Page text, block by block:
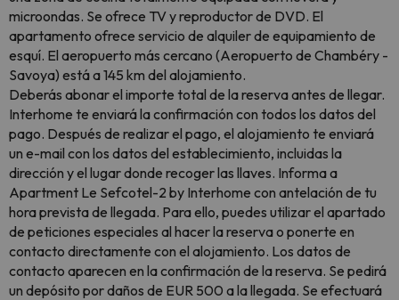
microondas. Se ofrece TV y reproductor de DVD. El
apartamento ofrece servicio de alquiler de equipamiento de
esquí. El aeropuerto más cercano (Aeropuerto de Chambéry -
Savoya) está a 145 km del alojamiento.
Deberás abonar el importe total de la reserva antes de llegar.
Interhome te enviará la confirmación con todos los datos del
pago. Después de realizar el pago, el alojamiento te enviará
un e-mail con los datos del establecimiento, incluidas la
dirección y el lugar donde recoger las llaves. Informa a
Apartment Le Sefcotel-2 by Interhome con antelación de tu
hora prevista de llegada. Para ello, puedes utilizar el apartado
de peticiones especiales al hacer la reserva o ponerte en
contacto directamente con el alojamiento. Los datos de
contacto aparecen en la confirmación de la reserva. Se pedirá
un depósito por daños de EUR 500 a la llegada. Se efectuará